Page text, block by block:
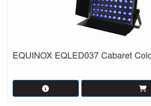
EQUINOX EQLED037 Cabaret